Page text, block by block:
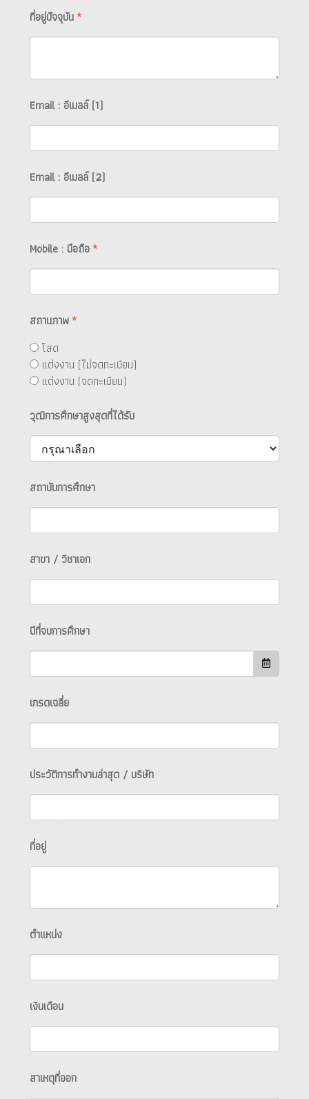
ที่อยู่ปัจจุบัน *
Email : อีเมลล์ (1)
Email : อีเมลล์ (2)
Mobile : มือถือ *
สถานภาพ *
โสด
แต่งงาน (ไม่จดทะเบียน)
แต่งงาน (จดทะเบียน)
วุฒิการศึกษาสูงสุดที่ได้รับ
สถาบันการศึกษา
สาขา / วิชาเอก
ปีที่จบการศึกษา
เกรดเฉลี่ย
ประวัติการทำงานล่าสุด / บริษัท
ที่อยู่
ตำแหน่ง
เงินเดือน
สาเหตุที่ออก